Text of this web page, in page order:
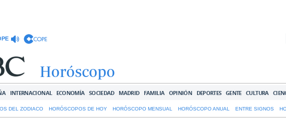
INTERNACIONAL ECONOMÍA SOCIEDAD MADRID FAMILIA OPINIÓN DEPORTES GENTE CULTURA
DEL ZODIACO HORÓSCOPOS DE HOY HORÓSCOPO MENSUAL HORÓSCOPO ANUAL ENTRE SIGNOS
Horóscopo